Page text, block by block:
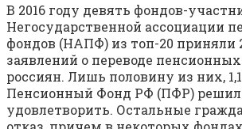
В 2016 году девять фондов-
Негосударственной ассоциации
фондов (НАПФ) из топ-20 приняли
заявлений о переводе
россиян. Лишь половину из них,
Пенсионный Фонд РФ (ПФР) решил
удовлетворить. Остальные